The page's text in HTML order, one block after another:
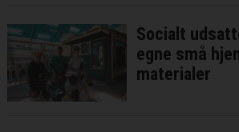
Socialt
egne små
materialer